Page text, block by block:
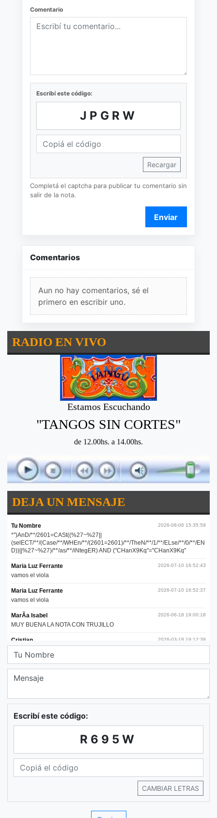
Comentario
Escribí este código:
JPGRW
Recargar
Completá el captcha para publicar tu comentario sin
salir de la nota.
Enviar
Comentarios
Aun no hay comentarios, sé el
primero en escribir uno.
RADIO EN VIVO
Estamos Escuchando
"TANGOS SIN CORTES"
de 12.00hs. a 14.00hs.
DEJA UN MENSAJE
Escribí este código:
R695W
CAMBIAR LETRAS